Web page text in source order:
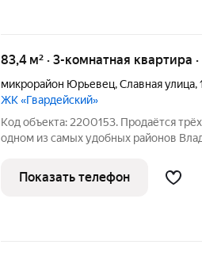
83,4 м² · 3-комнатная квартира
микрорайон Юрьевец,Славная улица,
ЖК «Гвардейский»
Код объекта: 2200153. Продаётся
одном из самых удобных районов
Это идеальное жильё для тех, кто
Квартира
Показать телефон